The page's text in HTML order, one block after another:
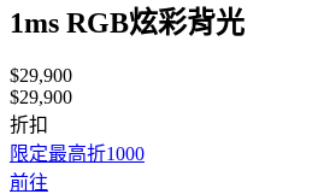
1ms RGB炫彩背光
$29,900
$29,900
折扣
限定最高折1000
前往